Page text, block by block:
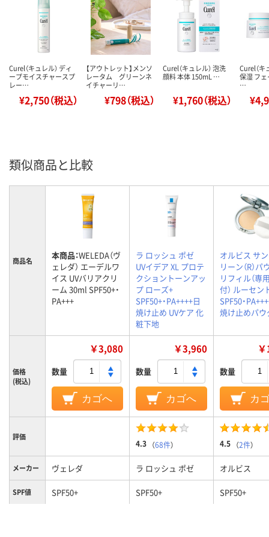
Curel（キュレル） ディ
ープモイスチャースプ
レー…
¥2,750（税込）
【アウトレット】メンソ
レータム グリーンネ
イチャーリ…
¥798（税込）
Curel（キュレル） 泡洗
顔料 本体 150mL …
¥1,760（税込）
Curel（キ
保湿 フ
…
類似商品と比較
商品名 本商品：WELEDA（ヴ
ェレダ） エーデルワ
イス UVバリアクリ
ーム 30ml SPF50+・
PA+++
ラ ロッシュ ポゼ
UVイデア XL プロテ
クショントーンアッ
プ ローズ+
SPF50+・PA++++日
焼け止め UVケア 化
粧下地
オルビス サ
リーン（R）パ
リフィル（専
付） ルーセン
SPF50・
焼け止めパウ
価格
(税込)
￥3,080
数量
カゴへ
￥3,960
数量
カゴへ
数量
カ
評価
4.3 （68件） 4.5 （2件）
メーカー ヴェレダ ラ ロッシュ ポゼ オルビス
SPF値 SPF50+ SPF50+ SPF50+